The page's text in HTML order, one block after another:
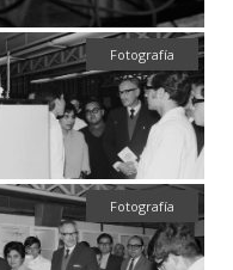
Fotografía
Fotografía